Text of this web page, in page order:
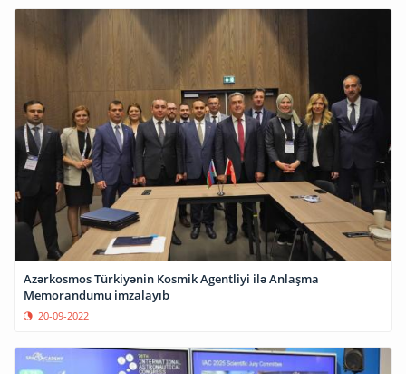
Azərkosmos Türkiyənin Kosmik Agentliyi ilə Anlaşma
Memorandumu imzalayıb
20-09-2022